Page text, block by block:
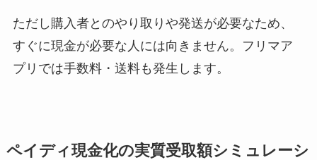
ただし購入者とのやり取りや発送が必要なため、
すぐに現金が必要な人には向きません。フリマア
プリでは手数料・送料も発生します。
ペイディ現金化の実質受取額シミュレーシ